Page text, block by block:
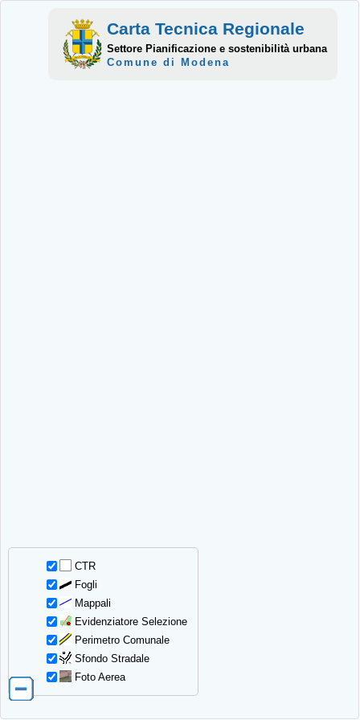
CTR
Fogli
Mappali
Evidenziatore Selezione
Perimetro Comunale
Sfondo Stradale
Foto Aerea
Carta Tecnica Regionale
Settore Pianificazione e sostenibilità urbana
Comune di Modena